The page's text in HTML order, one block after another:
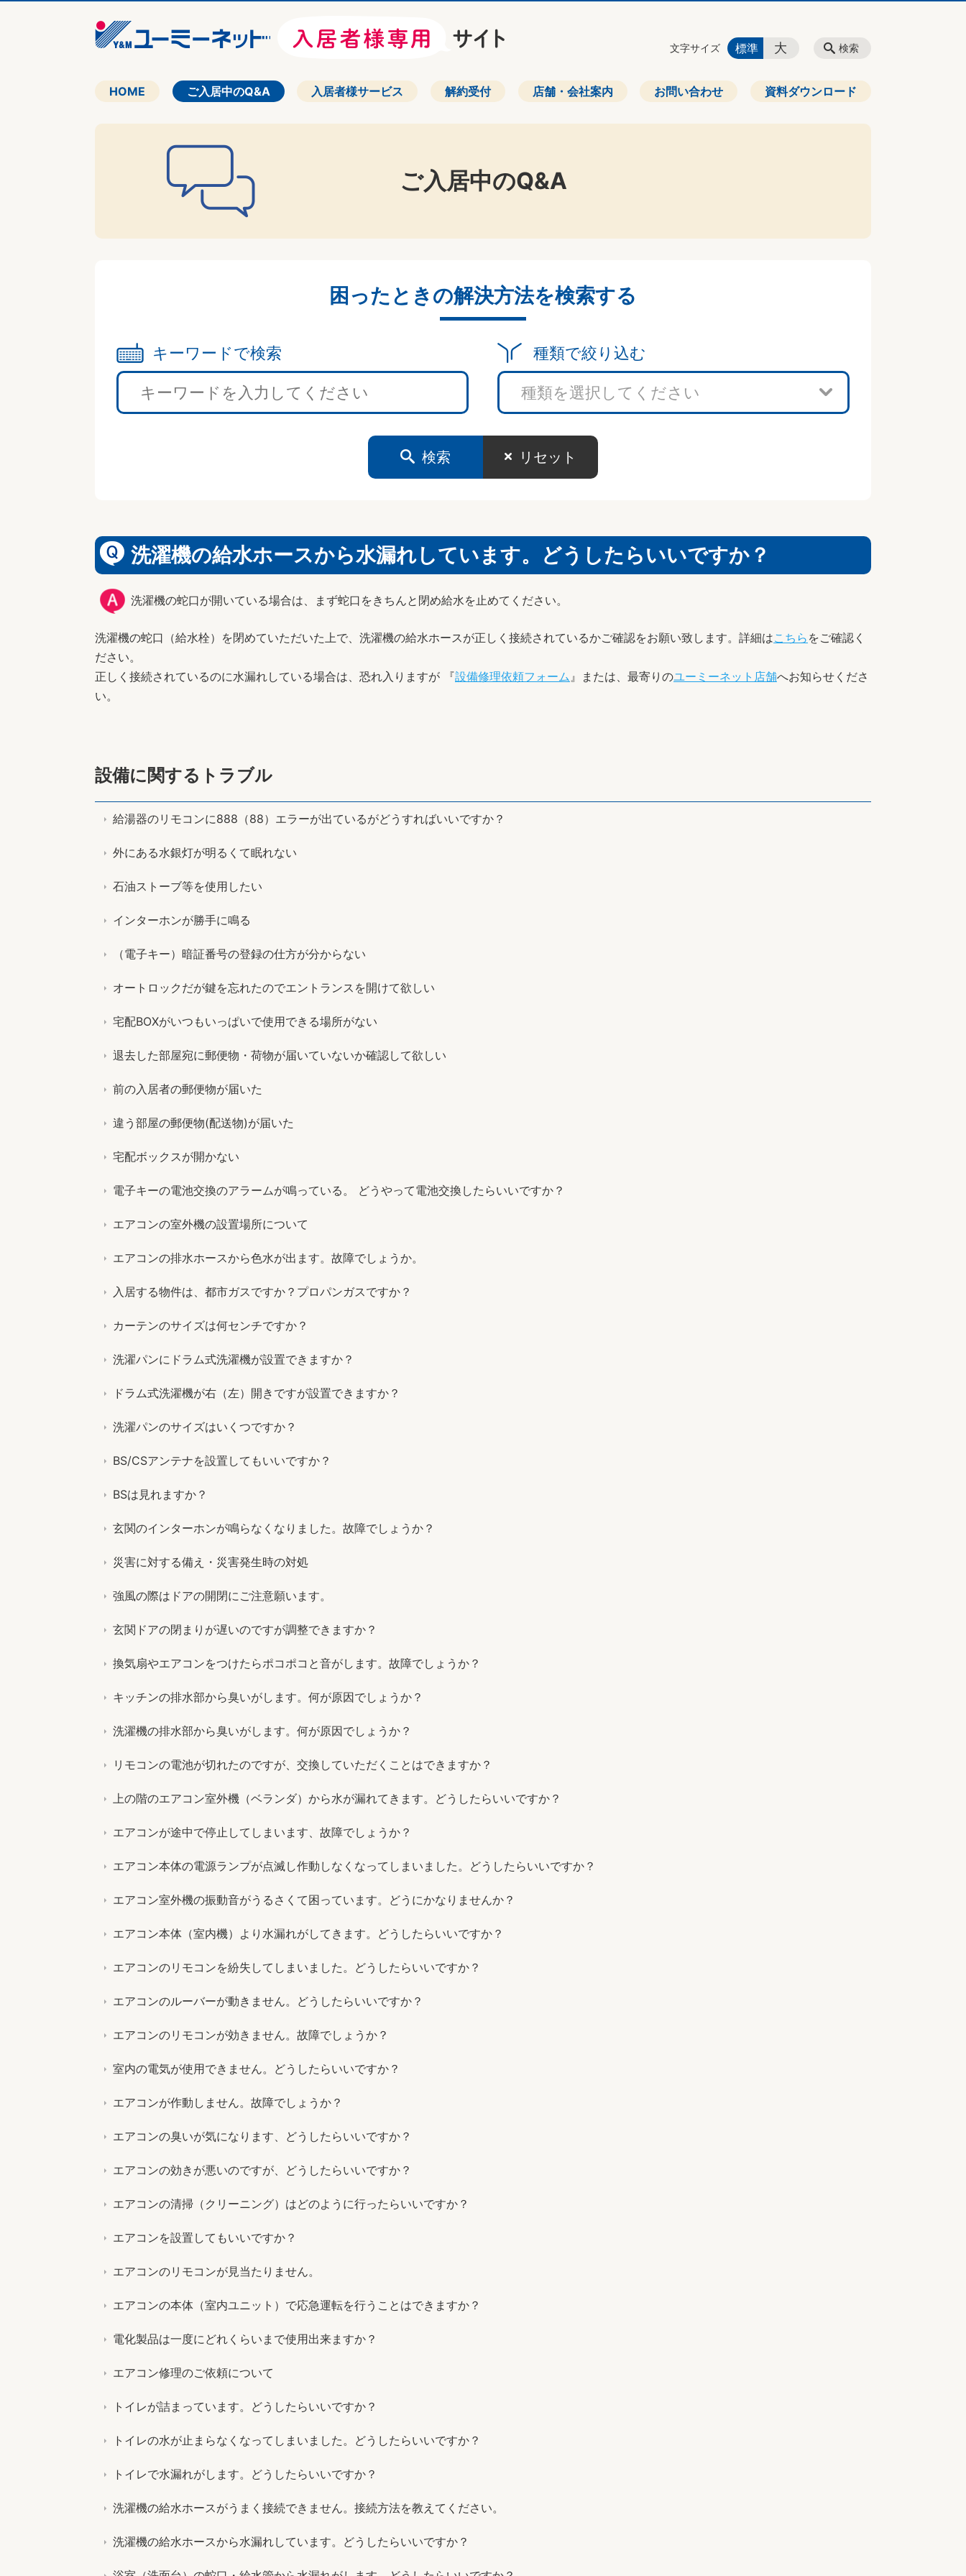
HOME ご入居中のQ&A 入居者様サービス 解約受付 店舗・会社案内 お問い合わせ 資料ダウンロード
検索
文字サイズ 標準 大
ご入居中のQ&A
困ったときの解決方法を検索する
キーワードで検索 種類で絞り込む
検索 リセット
洗濯機の給水ホースから水漏れしています。どうしたらいいですか？
洗濯機の蛇口が開いている場合は、まず蛇口をきちんと閉め給水を止めてください。
洗濯機の蛇口（給水栓）を閉めていただいた上で、洗濯機の給水ホースが正しく接続されているかご確認をお願い致します。詳細はこちら をご確認く
ださい。
正しく接続されているのに水漏れしている場合は、恐れ入りますが 『設備修理依頼フォーム』または、最寄りのユーミーネット店舗へお知らせくださ
い。
設備に関するトラブル
給湯器のリモコンに888（88）エラーが出ているがどうすればいいですか？
外にある水銀灯が明るくて眠れない
石油ストーブ等を使用したい
インターホンが勝手に鳴る
（電子キー）暗証番号の登録の仕方が分からない
オートロックだが鍵を忘れたのでエントランスを開けて欲しい
宅配BOXがいつもいっぱいで使用できる場所がない
退去した部屋宛に郵便物・荷物が届いていないか確認して欲しい
前の入居者の郵便物が届いた
違う部屋の郵便物(配送物)が届いた
宅配ボックスが開かない
電子キーの電池交換のアラームが鳴っている。 どうやって電池交換したらいいですか？
エアコンの室外機の設置場所について
エアコンの排水ホースから色水が出ます。故障でしょうか。
入居する物件は、都市ガスですか？プロパンガスですか？
カーテンのサイズは何センチですか？
洗濯パンにドラム式洗濯機が設置できますか？
ドラム式洗濯機が右（左）開きですが設置できますか？
洗濯パンのサイズはいくつですか？
BS/CSアンテナを設置してもいいですか？
BSは見れますか？
玄関のインターホンが鳴らなくなりました。故障でしょうか？
災害に対する備え・災害発生時の対処
強風の際はドアの開閉にご注意願います。
玄関ドアの閉まりが遅いのですが調整できますか？
換気扇やエアコンをつけたらポコポコと音がします。故障でしょうか？
キッチンの排水部から臭いがします。何が原因でしょうか？
洗濯機の排水部から臭いがします。何が原因でしょうか？
リモコンの電池が切れたのですが、交換していただくことはできますか？
上の階のエアコン室外機（ベランダ）から水が漏れてきます。どうしたらいいですか？
エアコンが途中で停止してしまいます、故障でしょうか？
エアコン本体の電源ランプが点滅し作動しなくなってしまいました。どうしたらいいですか？
エアコン室外機の振動音がうるさくて困っています。どうにかなりませんか？
エアコン本体（室内機）より水漏れがしてきます。どうしたらいいですか？
エアコンのリモコンを紛失してしまいました。どうしたらいいですか？
エアコンのルーバーが動きません。どうしたらいいですか？
エアコンのリモコンが効きません。故障でしょうか？
室内の電気が使用できません。どうしたらいいですか？
エアコンが作動しません。故障でしょうか？
エアコンの臭いが気になります、どうしたらいいですか？
エアコンの効きが悪いのですが、どうしたらいいですか？
エアコンの清掃（クリーニング）はどのように行ったらいいですか？
エアコンを設置してもいいですか？
エアコンのリモコンが見当たりません。
エアコンの本体（室内ユニット）で応急運転を行うことはできますか？
電化製品は一度にどれくらいまで使用出来ますか？
エアコン修理のご依頼について
トイレが詰まっています。どうしたらいいですか？
トイレの水が止まらなくなってしまいました。どうしたらいいですか？
トイレで水漏れがします。どうしたらいいですか？
洗濯機の給水ホースがうまく接続できません。接続方法を教えてください。
洗濯機の給水ホースから水漏れしています。どうしたらいいですか？